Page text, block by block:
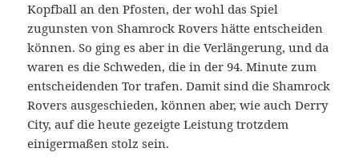
Kopfball an den Pfosten, der wohl das Spiel
zugunsten von Shamrock Rovers hätte entscheiden
können. So ging es aber in die Verlängerung, und da
waren es die Schweden, die in der 94. Minute zum
entscheidenden Tor trafen. Damit sind die Shamrock
Rovers ausgeschieden, können aber, wie auch Derry
City, auf die heute gezeigte Leistung trotzdem
einigermaßen stolz sein.